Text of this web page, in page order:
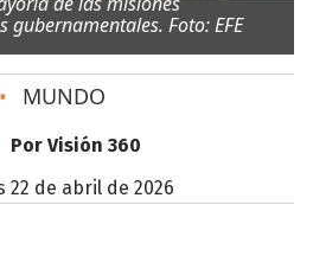
Foto: EFE
• MUNDO
Por Visión 360
22 de abril de 2026